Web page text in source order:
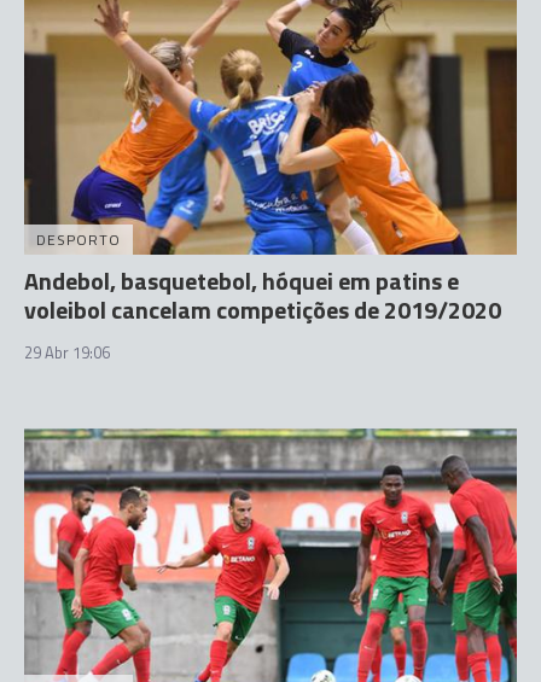
DESPORTO
Andebol, basquetebol, hóquei em patins e
voleibol cancelam competições de 2019/2020
29 Abr 19:06